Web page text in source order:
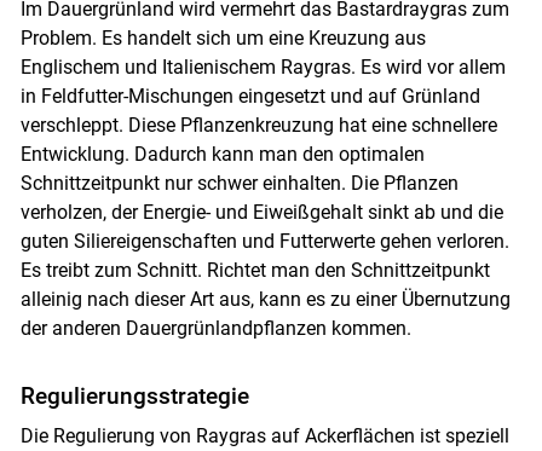
Im Dauergrünland wird vermehrt das Bastardraygras zum
Problem. Es handelt sich um eine Kreuzung aus
Englischem und Italienischem Raygras. Es wird vor allem
in Feldfutter-Mischungen eingesetzt und auf Grünland
verschleppt. Diese Pflanzenkreuzung hat eine schnellere
Entwicklung. Dadurch kann man den optimalen
Schnittzeitpunkt nur schwer einhalten. Die Pflanzen
verholzen, der Energie- und Eiweißgehalt sinkt ab und die
guten Siliereigenschaften und Futterwerte gehen verloren.
Es treibt zum Schnitt. Richtet man den Schnittzeitpunkt
alleinig nach dieser Art aus, kann es zu einer Übernutzung
der anderen Dauergrünlandpflanzen kommen.
Regulierungsstrategie
Die Regulierung von Raygras auf Ackerflächen ist speziell